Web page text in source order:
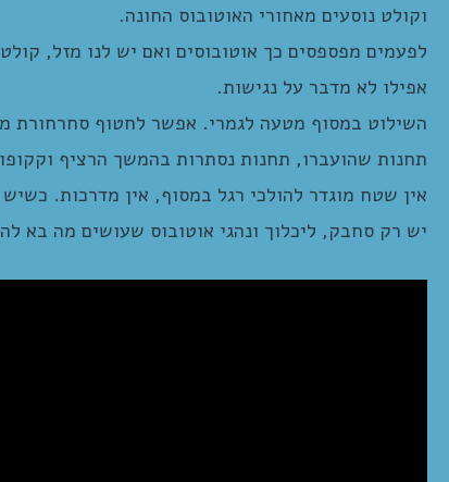
וקולט נוסעים מאחורי האוטובוס החונה.
לפעמים מפספסים כך אוטובוסים ואם יש לנו מזל,
אפילו לא מדבר על נגישות.
השילוט במסוף מטעה לגמרי. אפשר לחטוף סחרחורת
תחנות שהועברו, תחנות נסתרות בהמשך הרציף
אין שטח מוגדר להולכי רגל במסוף, אין מדרכות.
יש רק סחבק, ליכלוך ונהגי אוטובוס שעושים מה בא